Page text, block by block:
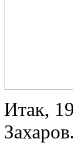
Итак,
Захаров.